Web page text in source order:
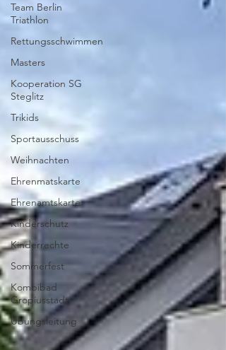
Team Berlin
Triathlon
Rettungsschwimmen
Masters
Kooperation SG
Steglitz
Trikids
Sportausschuss
Weihnachten
Ehrenmatskarte
Ehrenamtskarte
Kinderschutz
Kinderrechte
Sommerfest
Kombibad
Gropiusstadt
Übungsleitung